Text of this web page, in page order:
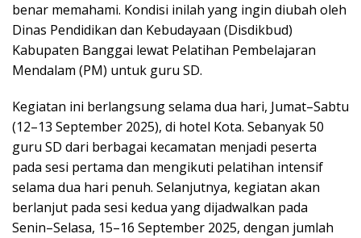
benar memahami. Kondisi inilah yang ingin diubah oleh
Dinas Pendidikan dan Kebudayaan (Disdikbud)
Kabupaten Banggai lewat Pelatihan Pembelajaran
Mendalam (PM) untuk guru SD.
Kegiatan ini berlangsung selama dua hari, Jumat–Sabtu
(12–13 September 2025), di hotel Kota. Sebanyak 50
guru SD dari berbagai kecamatan menjadi peserta
pada sesi pertama dan mengikuti pelatihan intensif
selama dua hari penuh. Selanjutnya, kegiatan akan
berlanjut pada sesi kedua yang dijadwalkan pada
Senin–Selasa, 15–16 September 2025, dengan jumlah